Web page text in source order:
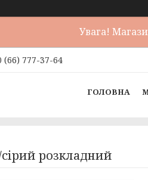
Увага!
(66) 777-37-64
ГОЛОВНА
розкладний